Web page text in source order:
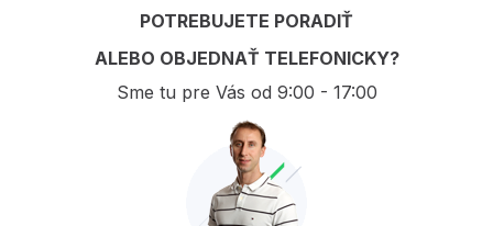
POTREBUJETE PORADIŤ
ALEBO OBJEDNAŤ TELEFONICKY?
Sme tu pre Vás od 9:00 - 17:00